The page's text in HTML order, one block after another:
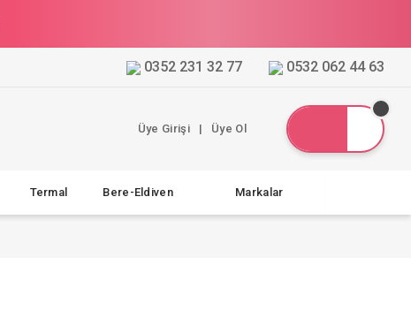
0352 231 32 77 0532 062 44 63
Üye Girişi | Üye Ol
Termal Bere-Eldiven Markalar